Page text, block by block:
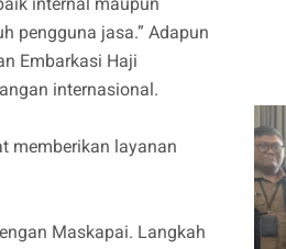
pengguna jasa.” Adapun
Embarkasi Haji
internasional.
memberikan layanan
Maskapai. Langkah